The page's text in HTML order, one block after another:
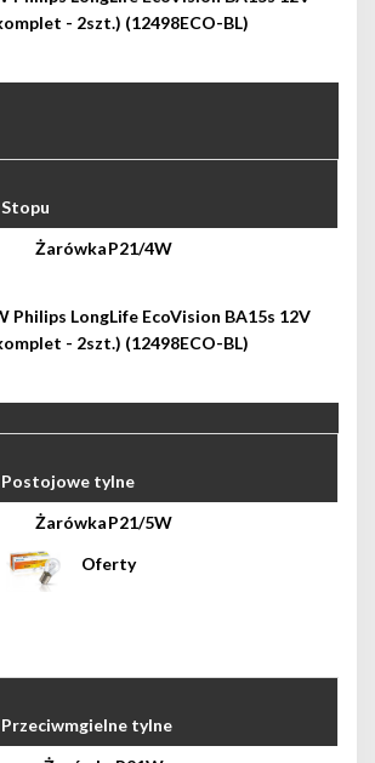
Stopu
P21/4W
Postojowe tylne
P21/5W
Przeciwmgielne tylne